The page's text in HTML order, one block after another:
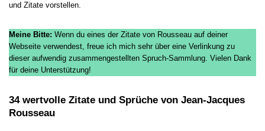
und Zitate vorstellen.
Meine Bitte: Wenn du eines der Zitate von Rousseau auf deiner
Webseite verwendest, freue ich mich sehr über eine Verlinkung zu
dieser aufwendig zusammengestellten Spruch-Sammlung. Vielen Dank
für deine Unterstützung!
34 wertvolle Zitate und Sprüche von Jean-Jacques
Rousseau